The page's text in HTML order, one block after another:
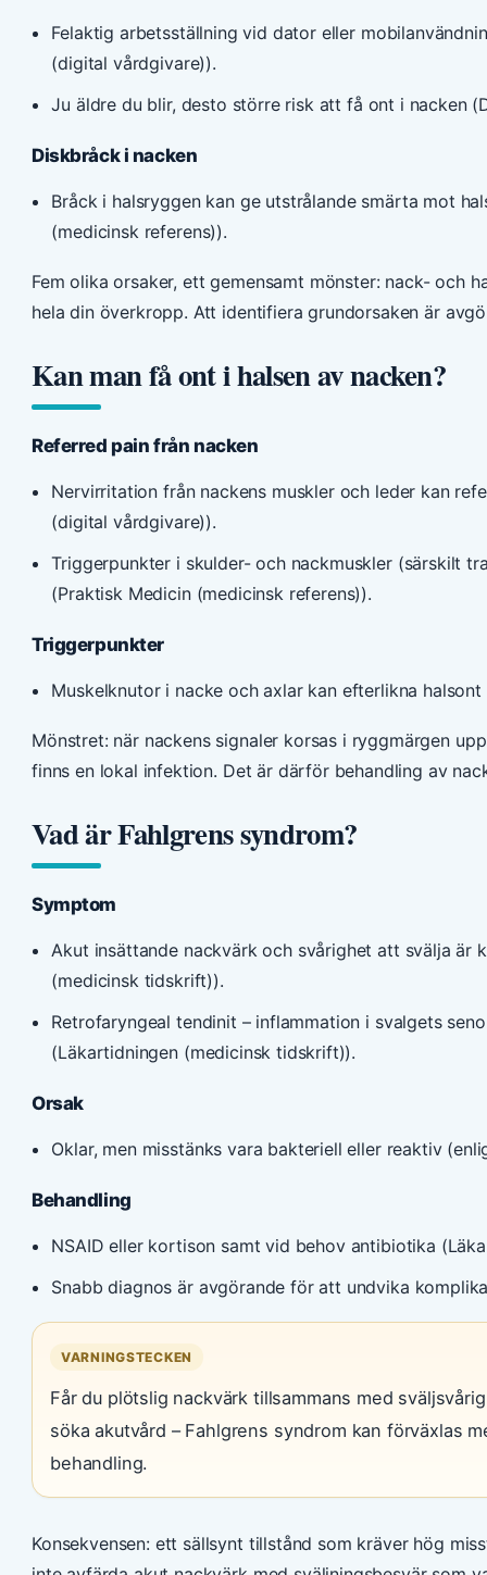
Felaktig arbetsställning vid dator eller
(digital vårdgivare)).
Ju äldre du blir, desto större risk att få ont i nacken
Diskbråck i nacken
Bråck i halsryggen kan ge utstrålande smärta mot
(medicinsk referens)).
Fem olika orsaker, ett gemensamt mönster: nack- och
hela din överkropp. Att identifiera grundorsaken är
Kan man få ont i halsen av nacken?
Referred pain från nacken
Nervirritation från nackens muskler och leder kan
(digital vårdgivare)).
Triggerpunkter i skulder- och nackmuskler (särskilt
(Praktisk Medicin (medicinsk referens)).
Triggerpunkter
Muskelknutor i nacke och axlar kan efterlikna
Mönstret: när nackens signaler korsas i ryggmärgen
finns en lokal infektion. Det är därför behandling av
Vad är Fahlgrens syndrom?
Symptom
Akut insättande nackvärk och svårighet att svälja är
(medicinsk tidskrift)).
Retrofaryngeal tendinit – inflammation i svalgets
(Läkartidningen (medicinsk tidskrift)).
Orsak
Oklar, men misstänks vara bakteriell eller reaktiv
Behandling
NSAID eller kortison samt vid behov antibiotika
Snabb diagnos är avgörande för att undvika
VARNINGSTECKEN
Får du plötslig nackvärk tillsammans med
söka akutvård – Fahlgrens syndrom kan förväxlas
behandling.
Konsekvensen: ett sällsynt tillstånd som kräver hög